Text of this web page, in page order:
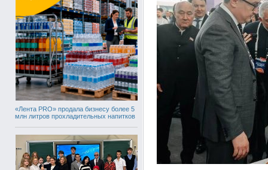
«Лента PRO» продала бизнесу более 5
млн литров прохладительных напитков